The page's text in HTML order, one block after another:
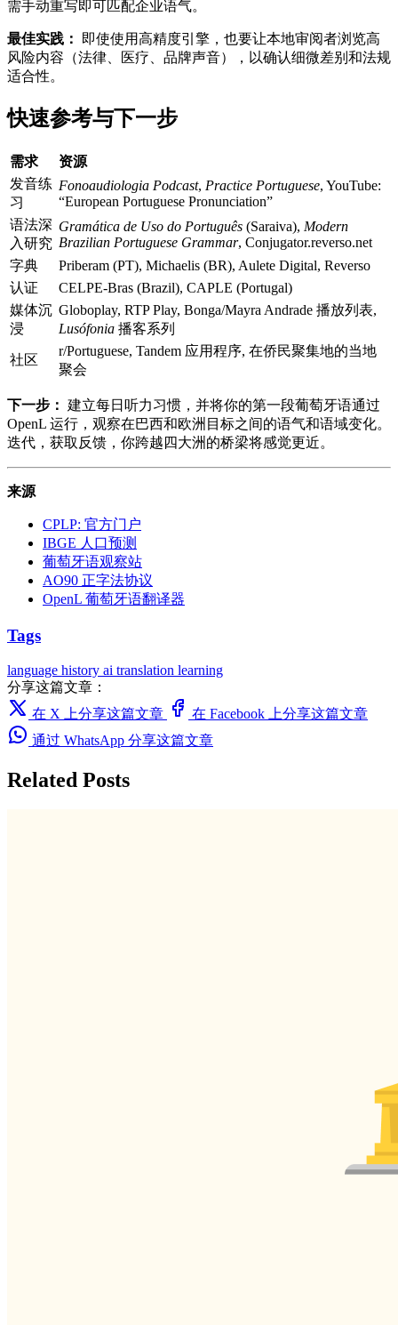
需手动重写即可匹配企业语气。
最佳实践：
即使使用高精度引擎，也要让本地审阅者浏览高
风险内容（法律、医疗、品牌声音），以确认细微差别和法规
适合性。
快速参考与下一步
需求
资源
发音练
习
Fonoaudiologia Podcast, Practice Portuguese, YouTube:
“European Portuguese Pronunciation”
语法深
入研究
Gramática de Uso do Português (Saraiva), Modern
Brazilian Portuguese Grammar, Conjugator.reverso.net
字典
Priberam (PT), Michaelis (BR), Aulete Digital, Reverso
认证
CELPE-Bras (Brazil), CAPLE (Portugal)
媒体沉
浸
Globoplay, RTP Play, Bonga/Mayra Andrade 播放列表,
Lusófonia 播客系列
社区
r/Portuguese, Tandem 应用程序, 在侨民聚集地的当地
聚会
下一步： 建立每日听力习惯，并将你的第一段葡萄牙语通过
OpenL 运行，观察在巴西和欧洲目标之间的语气和语域变化。
迭代，获取反馈，你跨越四大洲的桥梁将感觉更近。
来源
CPLP: 官方门户
IBGE 人口预测
葡萄牙语观察站
AO90 正字法协议
OpenL 葡萄牙语翻译器
Tags
language history ai translation learning
分享这篇文章：
在 X 上分享这篇文章
在 Facebook 上分享这篇文章
通过 WhatsApp 分享这篇文章
Related Posts